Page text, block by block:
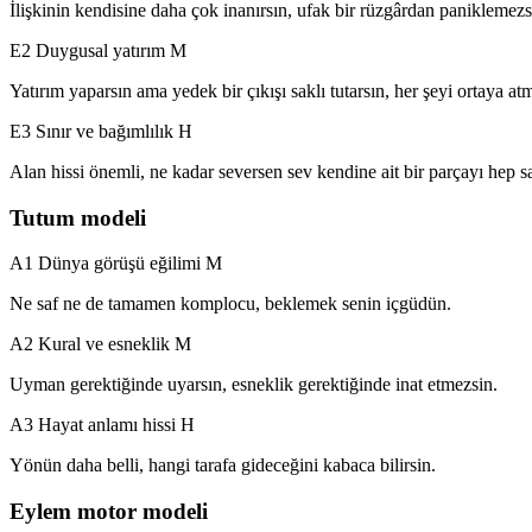
İlişkinin kendisine daha çok inanırsın, ufak bir rüzgârdan
E2 Duygusal yatırım M
Yatırım yaparsın ama yedek bir çıkışı saklı tutarsın, her şeyi ortaya
E3 Sınır ve bağımlılık H
Alan hissi önemli, ne kadar seversen sev kendine ait bir parçayı hep
Tutum modeli
A1 Dünya görüşü eğilimi M
Ne saf ne de tamamen komplocu, beklemek senin içgüdün.
A2 Kural ve esneklik M
Uyman gerektiğinde uyarsın, esneklik gerektiğinde inat etmezsin.
A3 Hayat anlamı hissi H
Yönün daha belli, hangi tarafa gideceğini kabaca bilirsin.
Eylem motor modeli